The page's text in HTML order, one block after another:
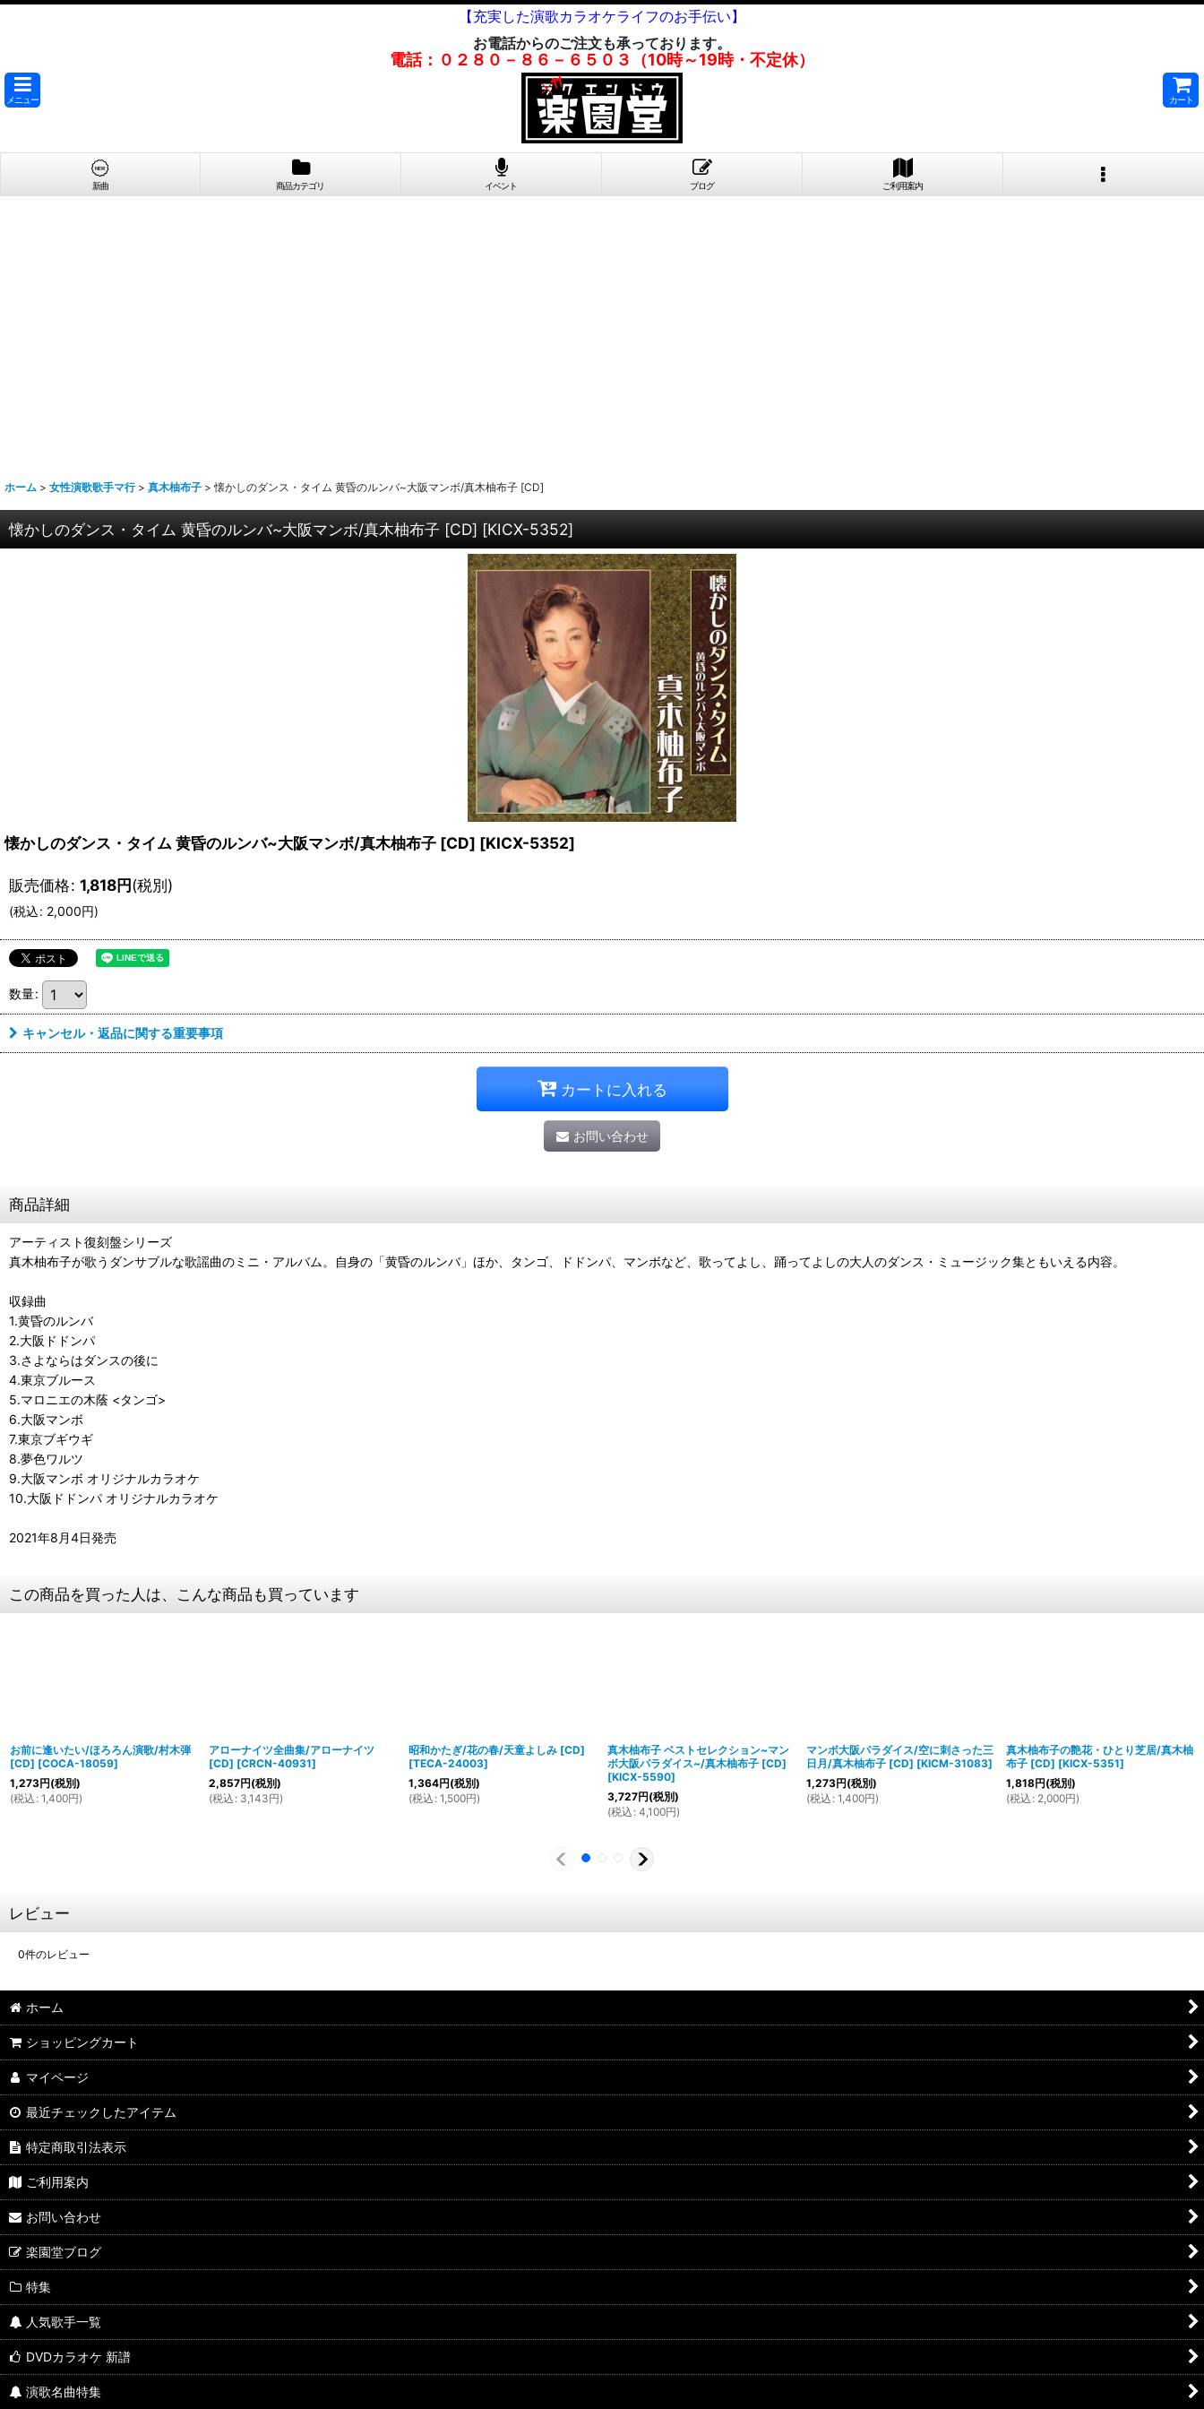
【充実した演歌カラオケライフのお手伝い】
お電話からのご注文も承っております。
電話：０２８０－８６－６５０３（10時～19時・不定休）
メニュー カート
新曲 商品カテゴリ イベント ブログ ご利用案内
ホーム > 女性演歌歌手マ行 > 真木柚布子 > 懐かしのダンス・タイム 黄昏のルンバ~大阪マンボ/真木柚布子 [CD]
懐かしのダンス・タイム 黄昏のルンバ~大阪マンボ/真木柚布子 [CD] [KICX-5352]
懐かしのダンス・タイム 黄昏のルンバ~大阪マンボ/真木柚布子 [CD] [KICX-5352]
販売価格: 1,818円(税別)
(税込: 2,000円)
数量:
キャンセル・返品に関する重要事項
カートに入れる
お問い合わせ
商品詳細
アーティスト復刻盤シリーズ
真木柚布子が歌うダンサブルな歌謡曲のミニ・アルバム。自身の「黄昏のルンバ」ほか、タンゴ、ドドンパ、マンボなど、歌ってよし、踊ってよしの大人のダンス・ミュージック集ともいえる内容。
収録曲
1.黄昏のルンバ
2.大阪ドドンパ
3.さよならはダンスの後に
4.東京ブルース
5.マロニエの木蔭 <タンゴ>
6.大阪マンボ
7.東京ブギウギ
8.夢色ワルツ
9.大阪マンボ オリジナルカラオケ
10.大阪ドドンパ オリジナルカラオケ
2021年8月4日発売
この商品を買った人は、こんな商品も買っています
お前に逢いたい/ほろろん演歌/村木弾
[CD] [COCA-18059]
1,273円(税別)
(税込 : 1,400円)
アローナイツ全曲集/アローナイツ
[CD] [CRCN-40931]
2,857円(税別)
(税込 : 3,143円)
昭和かたぎ/花の春/天童よしみ [CD]
[TECA-24003]
1,364円(税別)
(税込 : 1,500円)
真木柚布子 ベストセレクション~マン
ボ大阪パラダイス~/真木柚布子 [CD]
[KICX-5590]
3,727円(税別)
(税込 : 4,100円)
マンボ大阪パラダイス/空に刺さった三
日月/真木柚布子 [CD] [KICM-31083]
1,273円(税別)
(税込 : 1,400円)
真木柚布子の艶花・ひとり芝居/真木柚
布子 [CD] [KICX-5351]
1,818円(税別)
(税込 : 2,000円)
レビュー
0件のレビュー
ホーム
ショッピングカート
マイページ
最近チェックしたアイテム
特定商取引法表示
ご利用案内
お問い合わせ
楽園堂ブログ
特集
人気歌手一覧
DVDカラオケ 新譜
演歌名曲特集